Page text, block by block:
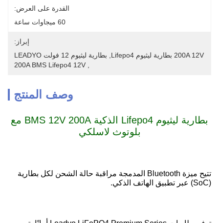
القدرة على العرض:
60 ميجاوات ساعة
إبراز:
200A 12V بطارية ليثيوم Lifepo4
بطارية ليثيوم 12 فولت LEADYO
200A BMS Lifepo4 12V
وصف المنتج
بطارية ليثيوم Lifepo4 الذكية BMS 12V 200A مع
بلوتوث لاسلكي
تتيح ميزة Bluetooth المدمجة مراقبة حالة الشحن لكل بطارية
(SoC) عبر تطبيق الهاتف الذكي.